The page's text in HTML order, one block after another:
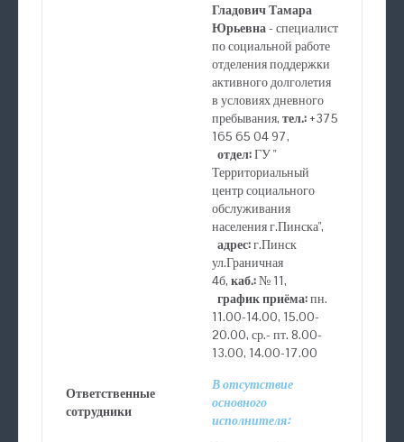
Ответственные
сотрудники
Гладович Тамара
Юрьевна- специалист
по социальной работе
отделения поддержки
активного долголетия
в условиях дневного
пребывания, тел.:+375
165 65 04 97,
отдел:ГУ "
Территориальный
центр социального
обслуживания
населения г.Пинска",
адрес:г.Пинск
ул.Граничная
4б, каб.:№ 11,
график приёма:пн.
11.00-14.00, 15.00-
20.00, ср.- пт. 8.00-
13.00, 14.00-17.00
В отсутствие
основного
исполнителя: